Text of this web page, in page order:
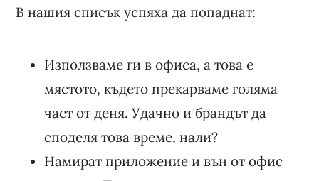
В нашия списък успяха да попаднат:
Използваме ги в офиса, а това е
мястото, където прекарваме голяма
част от деня. Удачно и брандът да
споделя това време, нали?
Намират приложение и вън от офис